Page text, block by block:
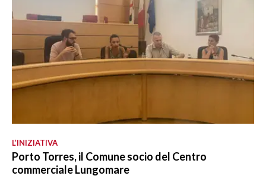
L’INIZIATIVA
Porto Torres, il Comune socio del Centro
commerciale Lungomare